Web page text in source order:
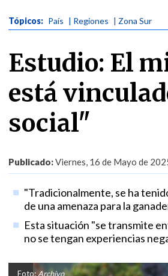
Tópicos: País | Regiones | Zona Sur
Estudio: El
está
social"
Publicado:Viernes, 16 de Mayo de
"Tradicionalmente, se ha
de una amenaza para la
Esta situación "se transmite
no se tengan experiencias
Foto: Archivo